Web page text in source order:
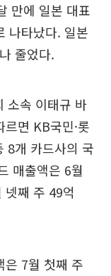
만에 일본 대표
나타났다. 일본
줄었다.
소속 이태규 바
면 KB국민·롯
8개 카드사의 국
매출액은 6월
째 주 49억
은 7월 첫째 주